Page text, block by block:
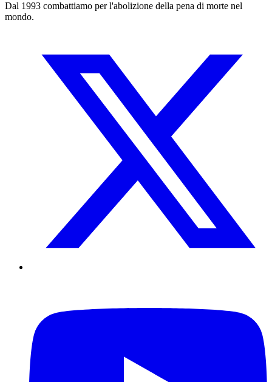
Dal 1993 combattiamo per l'abolizione della pena di morte nel
mondo.